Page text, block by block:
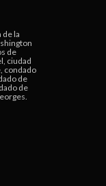
la
de
ciudad
condado
de
de